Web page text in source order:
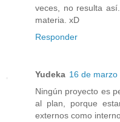
veces, no resulta
materia. xD
Responder
Yudeka 16 de marzo
Ningún proyecto es
al plan, porque
externos como